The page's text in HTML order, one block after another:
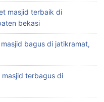
masjid terbaik di
bekasi
bagus di jatikramat,
terbagus di